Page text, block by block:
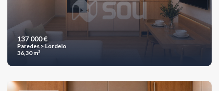
137 000 €
Paredes > Lordelo
36,30 m²